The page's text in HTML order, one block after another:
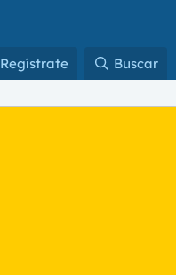
Regístrate Buscar